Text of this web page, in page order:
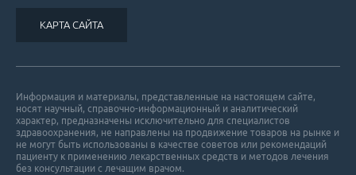
КАРТА САЙТА
Информация и материалы, представленные на настоящем сайте,
носят научный, справочно-информационный и аналитический
характер, предназначены исключительно для специалистов
здравоохранения, не направлены на продвижение товаров на рынке и
не могут быть использованы в качестве советов или рекомендаций
пациенту к применению лекарственных средств и методов лечения
без консультации с лечащим врачом.